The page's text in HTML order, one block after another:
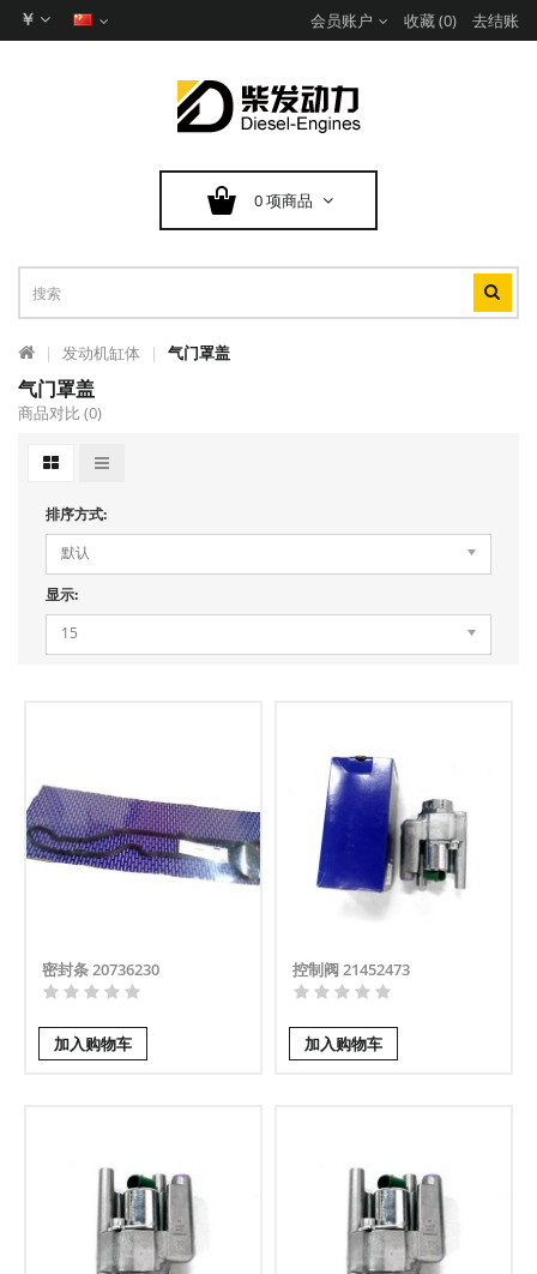
￥ 会员账户 收藏 (0) 去结账
0 项商品
发动机缸体 气门罩盖
气门罩盖
商品对比 (0)
排序方式:
默认
显示:
15
密封条 20736230
加入购物车
控制阀 21452473
加入购物车